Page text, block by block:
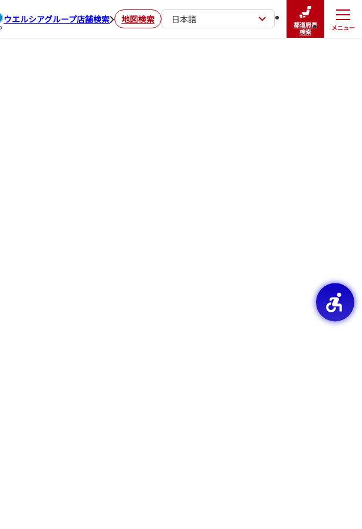
ウエルシアグループ店舗検索 地図検索 日本語
都道府県
検索
メニュー
閉じる